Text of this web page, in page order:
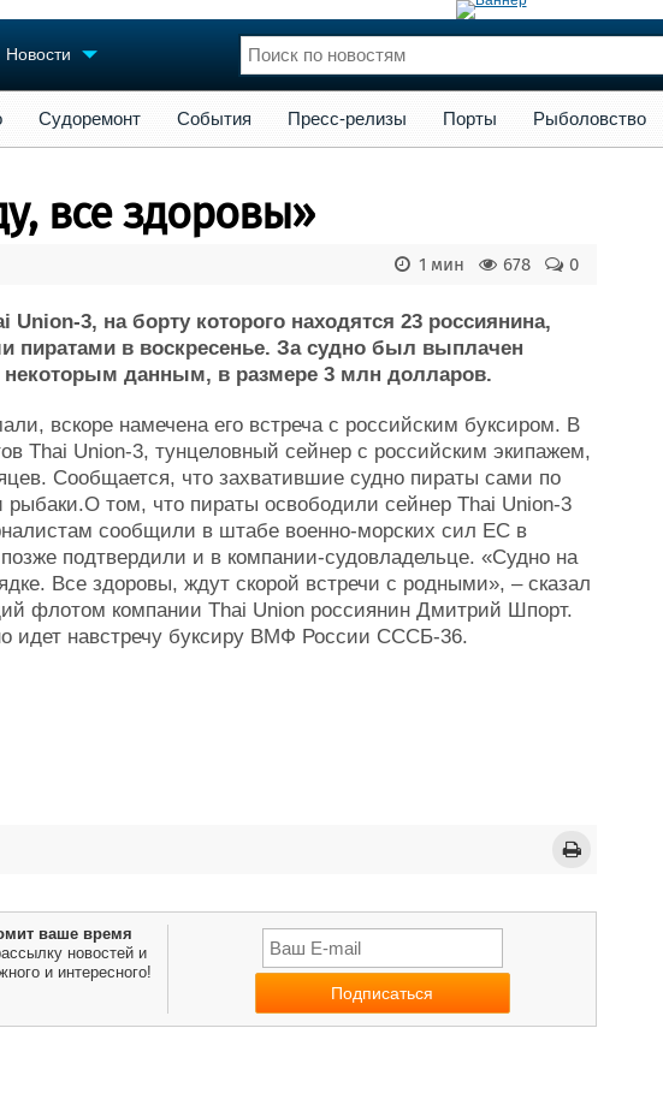
Новости
Конференции
Личности
Словарь
Флот
Все службы
Судоремонт События Пресс-релизы Порты Рыболовство
все здоровы»
0
678
1 мин
3, на борту которого находятся 23 россиянина,
пиратами в воскресенье. За судно был выплачен
данным, в размере 3 млн долларов.
вскоре намечена его встреча с российским буксиром. В
Thai Union-3, тунцеловный сейнер с российским экипажем,
Сообщается, что захватившие судно пираты сами по
рыбаки.О том, что пираты освободили сейнер Thai Union-3
сообщили в штабе военно-морских сил ЕС в
подтвердили и в компании-судовладельце. «Судно на
Все здоровы, ждут скорой встречи с родными», – сказал
флотом компании Thai Union россиянин Дмитрий Шпорт.
идет навстречу буксиру ВМФ России СССБ-36.
ваше время
новостей и
и интересного!